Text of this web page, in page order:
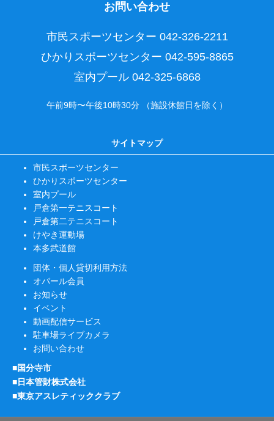
お問い合わせ
市民スポーツセンター 042-326-2211
ひかりスポーツセンター 042-595-8865
室内プール 042-325-6868
午前9時〜午後10時30分 （施設休館日を除く）
サイトマップ
市民スポーツセンター
ひかりスポーツセンター
室内プール
戸倉第一テニスコート
戸倉第二テニスコート
けやき運動場
本多武道館
団体・個人貸切利用方法
オパール会員
お知らせ
イベント
動画配信サービス
駐車場ライブカメラ
お問い合わせ
■国分寺市
■日本管財株式会社
■東京アスレティッククラブ